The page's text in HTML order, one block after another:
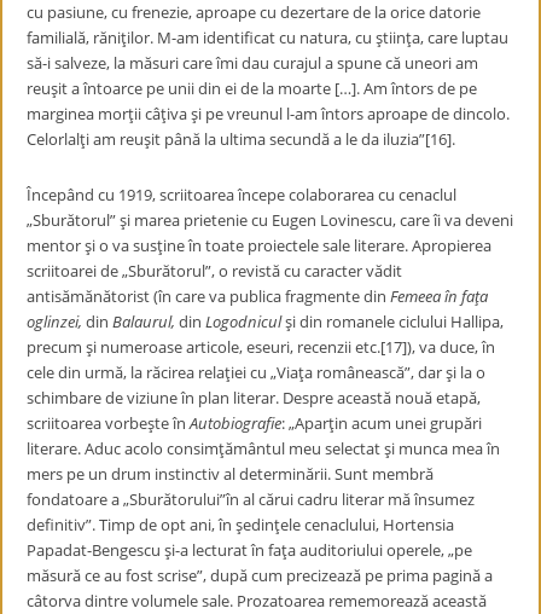
cu pasiune, cu frenezie, aproape cu dezertare de la orice datorie
familială, răniţilor. M-am identificat cu natura, cu ştiinţa, care luptau
să-i salveze, la măsuri care îmi dau curajul a spune că uneori am
reuşit a întoarce pe unii din ei de la moarte […]. Am întors de pe
marginea morţii câţiva şi pe vreunul l-am întors aproape de dincolo.
Celorlalţi am reuşit până la ultima secundă a le da iluzia”[16].
Începând cu 1919, scriitoarea începe colaborarea cu cenaclul
„Sburătorul” şi marea prietenie cu Eugen Lovinescu, care îi va deveni
mentor şi o va susţine în toate proiectele sale literare. Apropierea
scriitoarei de „Sburătorul”, o revistă cu caracter vădit
antisămănătorist (în care va publica fragmente dinFemeea în faţa
oglinzei, dinBalaurul,din Logodniculşi din romanele ciclului Hallipa,
precum şi numeroase articole, eseuri, recenzii etc.[17]), va duce, în
cele din urmă, la răcirea relaţiei cu „Viaţa românească”, dar şi la o
schimbare de viziune în plan literar. Despre această nouă etapă,
scriitoarea vorbeşte înAutobiografie: „Aparţin acum unei grupări
literare. Aduc acolo consimţământul meu selectat şi munca mea în
mers pe un drum instinctiv al determinării. Sunt membră
fondatoare a „Sburătorului”în al cărui cadru literar mă însumez
definitiv”. Timp de opt ani, în şedinţele cenaclului, Hortensia
Papadat-Bengescu şi-a lecturat în faţa auditoriului operele, „pe
măsură ce au fost scrise”, după cum precizează pe prima pagină a
câtorva dintre volumele sale. Prozatoarea rememorează această